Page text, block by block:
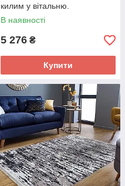
килим у вітальню.
В наявності
5 276 ₴
Купити